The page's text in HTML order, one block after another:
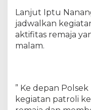
Lanjut Iptu
jadwalkan
aktifitas remaja
malam.
” Ke depan
kegiatan patroli